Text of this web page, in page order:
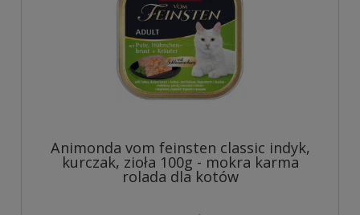
Animonda vom feinsten classic indyk,
kurczak, zioła 100g - mokra karma
rolada dla kotów